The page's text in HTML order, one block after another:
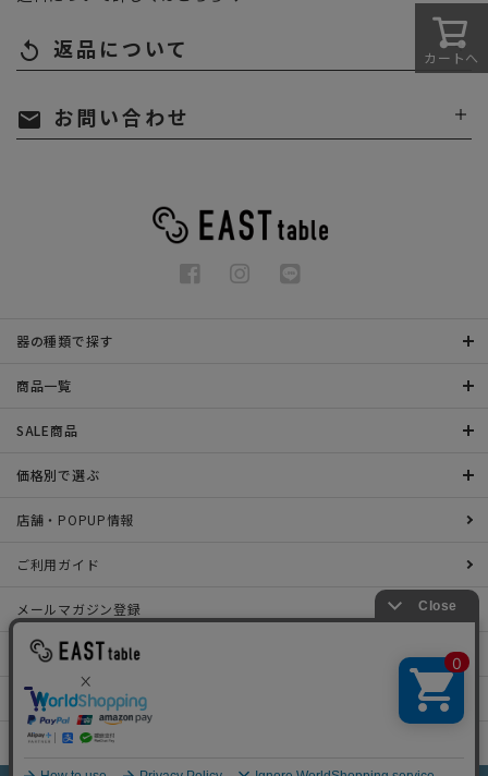
カートへ
replay 返品について
mail お問い合わせ
器の種類で探す
商品一覧
SALE商品
価格別で選ぶ
店舗・POPUP情報
ご利用ガイド
メールマガジン登録
お問い合わせ
特定商取引法表示について
プライバシーポリシー